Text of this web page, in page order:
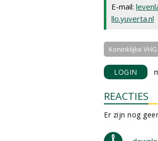
E-mail:
llo.yuverta.nl
Koninklijke VHG
LOGIN
REACTIES
Er zijn nog